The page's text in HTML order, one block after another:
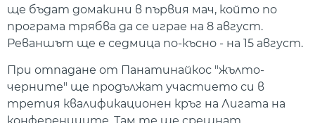
ще бъдат домакини в първия мач, който по
програма трябва да се играе на 8 август.
Реваншът ще е седмица по-късно - на 15 август.
При отпадане от Панатинайкос "жълто-
черните" ще продължат участието си в
третия квалификационен кръг на Лигата на